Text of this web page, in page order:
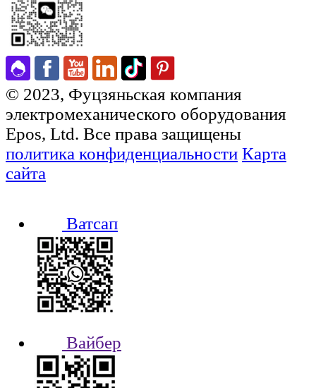
© 2023, Фуцзяньская компания
электромеханического оборудования
Epos, Ltd. Все права защищены
политика конфиденциальности Карта
сайта
Ватсап
Вайбер